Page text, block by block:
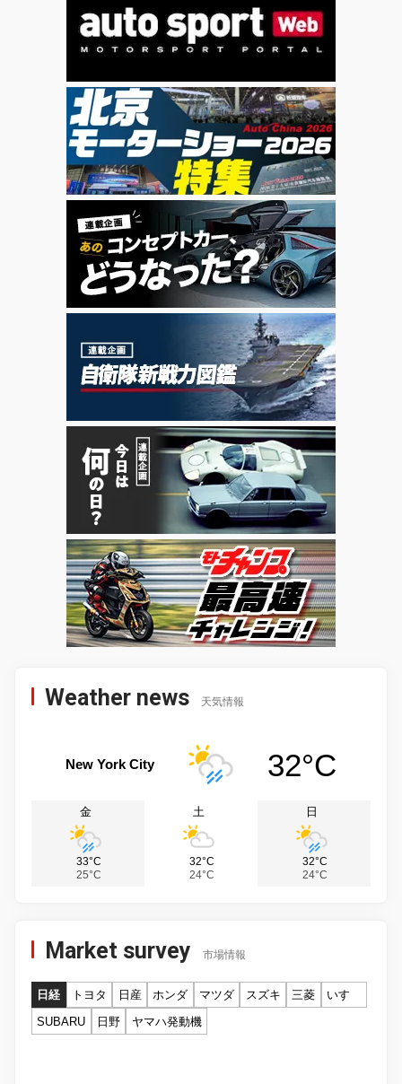
Weather news 天気情報
New York City 32°C
金
33°C
25°C
土
32°C
24°C
日
32°C
24°C
Market survey 市場情報
日経 トヨタ 日産 ホンダ マツダ スズキ 三菱
いすゞ
SUBARU
日野 ヤマハ発動機